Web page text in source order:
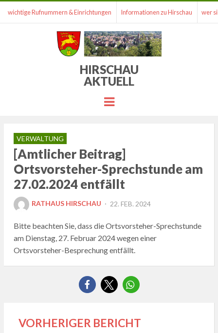
wichtige Rufnummern & Einrichtungen Informationen zu Hirschau wer
HIRSCHAU
AKTUELL
Menu
VERWALTUNG
[Amtlicher Beitrag]
Ortsvorsteher-Sprechstunde am
27.02.2024 entfällt
RATHAUS HIRSCHAU
POSTED
22. FEB. 2024
Bitte beachten Sie, dass die Ortsvorsteher-Sprechstunde
am Dienstag, 27. Februar 2024 wegen einer
Ortsvorsteher-Besprechung entfällt.
Beitragsnavigation
VORHERIGER BERICHT